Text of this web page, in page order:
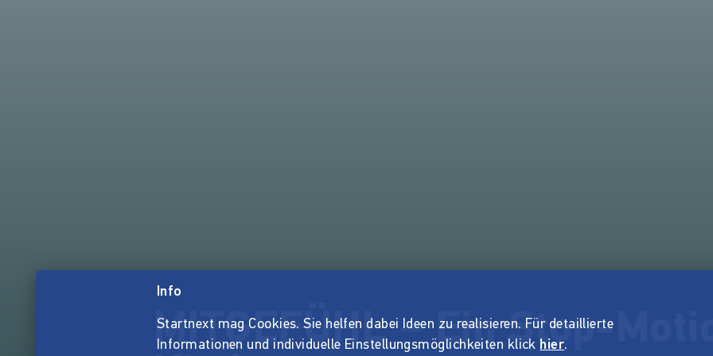
MITGEFÜHL – Ein Stop-
Info
Startnext mag Cookies. Sie helfen dabei Ideen zu realisieren. Für detaillierte
Informationen und individuelle Einstellungsmöglichkeiten klick hier.